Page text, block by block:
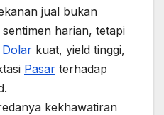
jual bukan
harian, tetapi
Dolar kuat, yield tinggi,
Pasar terhadap
kekhawatiran